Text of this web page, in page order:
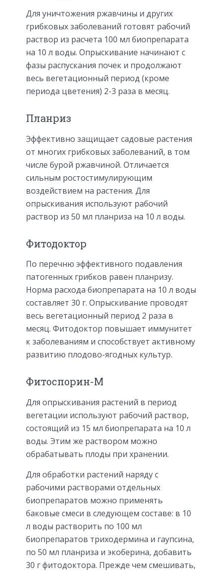
Для уничтожения ржавчины и других
грибковых заболеваний готовят рабочий
раствор из расчета 100 мл биопрепарата
на 10 л воды. Опрыскивание начинают с
фазы распускания почек и продолжают
весь вегетационный период (кроме
периода цветения) 2-3 раза в месяц.
Планриз
Эффективно защищает садовые растения
от многих грибковых заболеваний, в том
числе бурой ржавчиной. Отличается
сильным ростостимулирующим
воздействием на растения. Для
опрыскивания используют рабочий
раствор из 50 мл планриза на 10 л воды.
Фитодоктор
По перечню эффективного подавления
патогенных грибков равен планризу.
Норма расхода биопрепарата на 10 л воды
составляет 30 г. Опрыскивание проводят
весь вегетационный период 2 раза в
месяц. Фитодоктор повышает иммунитет
к заболеваниям и способствует активному
развитию плодово-ягодных культур.
Фитоспорин-М
Для опрыскивания растений в период
вегетации используют рабочий раствор,
состоящий из 15 мл биопрепарата на 10 л
воды. Этим же раствором можно
обрабатывать плоды при хранении.
Для обработки растений наряду с
рабочими растворами отдельных
биопрепаратов можно применять
баковые смеси в следующем составе: в 10
л воды растворить по 100 мл
биопрепаратов триходермина и гаупсина,
по 50 мл планриза и экоберина, добавить
30 г фитодоктора. Прежде чем смешивать,